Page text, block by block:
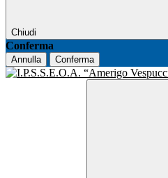
Chiudi
Conferma
Annulla Conferma